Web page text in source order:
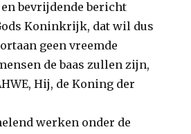
bevrijdende bericht
Koninkrijk, dat wil dus
geen vreemde
de baas zullen zijn,
Hij, de Koning der
werken onder de